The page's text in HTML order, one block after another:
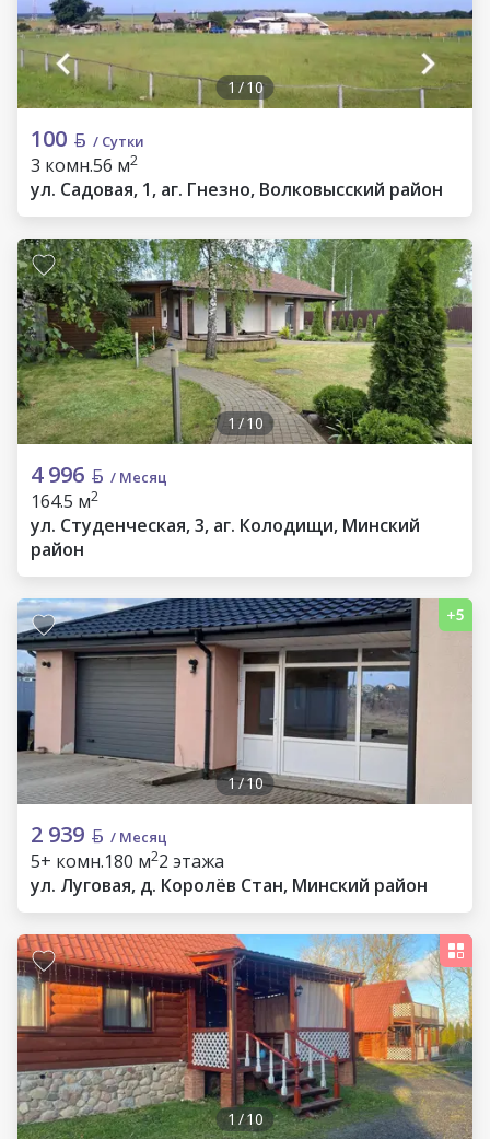
1 /10
100 / Сутки
3 комн.56 м2
ул. Садовая, 1, аг. Гнезно, Волковысский район
1 /10
4 996 / Месяц
164.5 м2
ул. Студенческая, 3, аг. Колодищи, Минский
район
1/10
2 939 / Месяц
5+ комн.180 м22 этажа
ул. Луговая, д. Королёв Стан, Минский район
1 /10